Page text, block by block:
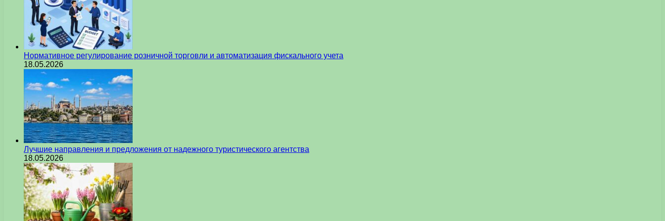
Нормативное регулирование розничной торговли и автоматизация фискального учета
18.05.2026
Лучшие направления и предложения от надежного туристического агентства
18.05.2026